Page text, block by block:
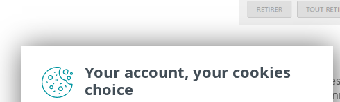
Passez en revue
leur prochaine
Your account, your cookies
choice